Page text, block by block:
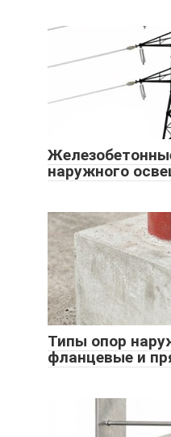
наружного
Типы опор
фланцевые и